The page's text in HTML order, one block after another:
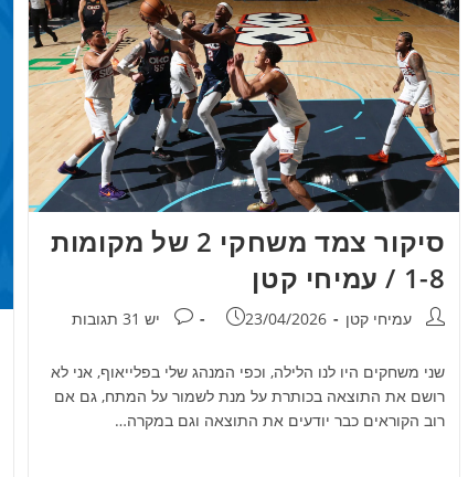
סיקור צמד משחקי 2 של מקומות
1-8 / עמיחי קטן
מחבר:עמיחי קטן פורסם:
23/04/2026 תגובות:
יש 31 תגובות
שני משחקים היו לנו הלילה, וכפי המנהג שלי בפלייאוף, אני לא
רושם את התוצאה בכותרת על מנת לשמור על המתח, גם אם
רוב הקוראים כבר יודעים את התוצאה וגם במקרה…